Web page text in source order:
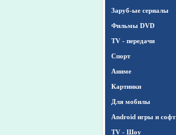
Заруб-ые сериалы
Фильмы DVD
TV - передачи
Спорт
Аниме
Картинки
Для мобилы
Android игры и софт
TV - Шоу